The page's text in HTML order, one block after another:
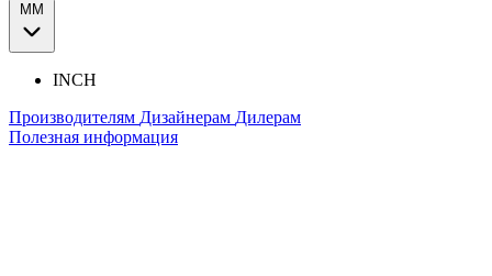
ММ
INCH
Производителям Дизайнерам Дилерам
Полезная информация